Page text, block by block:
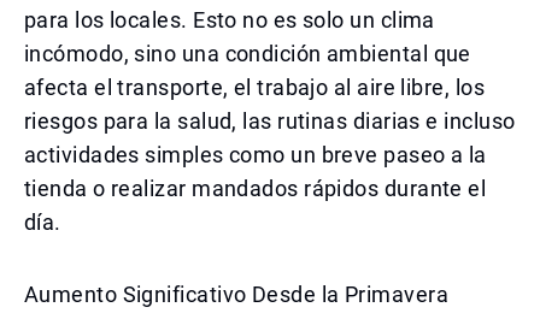
para los locales. Esto no es solo un clima
incómodo, sino una condición ambiental que
afecta el transporte, el trabajo al aire libre, los
riesgos para la salud, las rutinas diarias e incluso
actividades simples como un breve paseo a la
tienda o realizar mandados rápidos durante el
día.
Aumento Significativo Desde la Primavera